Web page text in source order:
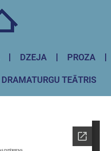
DZEJA PROZA
DRAMATURGU TEĀTRIS